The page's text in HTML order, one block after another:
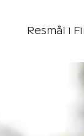
Resmål i